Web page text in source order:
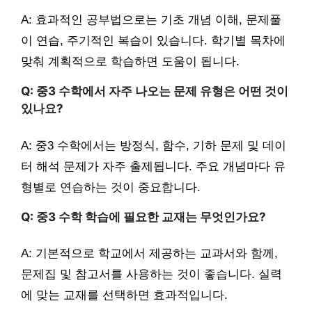
A: 효과적인 공부법으로는 기초 개념 이해, 문제풀
이 연습, 주기적인 복습이 있습니다. 학기별 목차에
맞춰 계획적으로 학습하면 도움이 됩니다.
Q: 중3 수학에서 자주 나오는 문제 유형은 어떤 것이
있나요?
A: 중3 수학에서는 방정식, 함수, 기하 문제 및 데이
터 해석 문제가 자주 출제됩니다. 주요 개념마다 유
형별로 연습하는 것이 중요합니다.
Q: 중3 수학 학습에 필요한 교재는 무엇인가요?
A: 기본적으로 학교에서 제공하는 교과서와 함께,
문제집 및 참고서를 사용하는 것이 좋습니다. 실력
에 맞는 교재를 선택하면 효과적입니다.